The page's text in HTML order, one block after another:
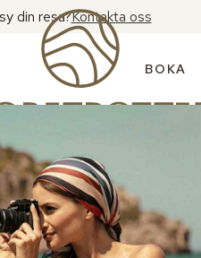
din resa?Kontakta oss
BOKA